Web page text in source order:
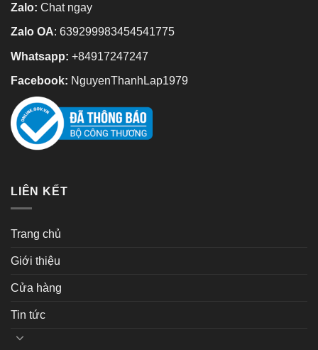
Zalo: Chat ngay
Zalo OA: 639299983454541775
Whatsapp: +84917247247
Facebook: NguyenThanhLap1979
LIÊN KẾT
Trang chủ
Giới thiệu
Cửa hàng
Tin tức